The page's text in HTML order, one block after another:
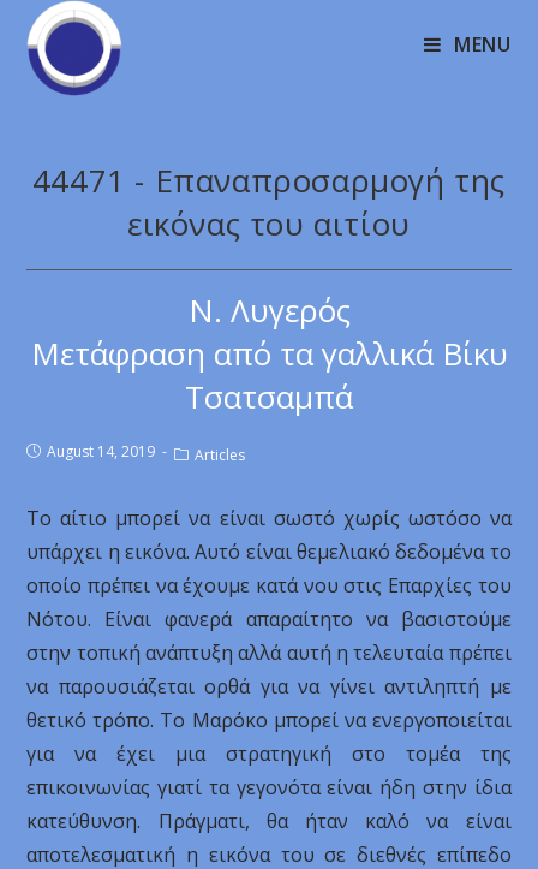
MENU
44471 - Επαναπροσαρμογή της
εικόνας του αιτίου
Ν. Λυγερός
Μετάφραση από τα γαλλικά Βίκυ
Τσατσαμπά
August 14, 2019 Articles
Το αίτιο μπορεί να είναι σωστό χωρίς ωστόσο να
υπάρχει η εικόνα. Αυτό είναι θεμελιακό δεδομένα το
οποίο πρέπει να έχουμε κατά νου στις Επαρχίες του
Νότου. Είναι φανερά απαραίτητο να βασιστούμε
στην τοπική ανάπτυξη αλλά αυτή η τελευταία πρέπει
να παρουσιάζεται ορθά για να γίνει αντιληπτή με
θετικό τρόπο. Το Μαρόκο μπορεί να ενεργοποιείται
για να έχει μια στρατηγική στο τομέα της
επικοινωνίας γιατί τα γεγονότα είναι ήδη στην ίδια
κατεύθυνση. Πράγματι, θα ήταν καλό να είναι
αποτελεσματική η εικόνα του σε διεθνές επίπεδο